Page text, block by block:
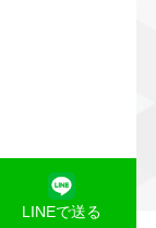
LINEで送る